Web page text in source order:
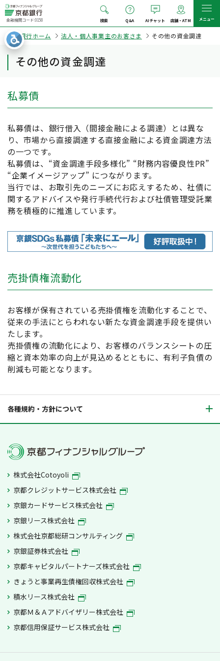
金融機関コード:0158 検索 Q&A AIチャット 店舗・ATM メニュー
京都銀行ホーム 法人・個人事業主のお客さま その他の資金調達
その他の資金調達
私募債
私募債は、銀行借入（間接金融による調達）とは異な
り、市場から直接調達する直接金融による資金調達方法
の一つです。
私募債は、“資金調達手段多様化” “財務内容優良性PR”
“企業イメージアップ” につながります。
当行では、お取引先のニーズにお応えするため、社債に
関するアドバイスや発行手続代行および社債管理受託業
務を積極的に推進しています。
売掛債権流動化
お客様が保有されている売掛債権を流動化することで、
従来の手法にとらわれない新たな資金調達手段を提供い
たします。
売掛債権の流動化により、お客様のバランスシートの圧
縮と資本効率の向上が見込めるとともに、有利子負債の
削減も可能となります。
各種規約・方針について
株式会社Cotoyoli
京都クレジットサービス株式会社
京銀カードサービス株式会社
京銀リース株式会社
株式会社京都総研コンサルティング
京銀証券株式会社
京都キャピタルパートナーズ株式会社
きょうと事業再生債権回収株式会社
積水リース株式会社
京都Ｍ＆Ａアドバイザリー株式会社
京都信用保証サービス株式会社